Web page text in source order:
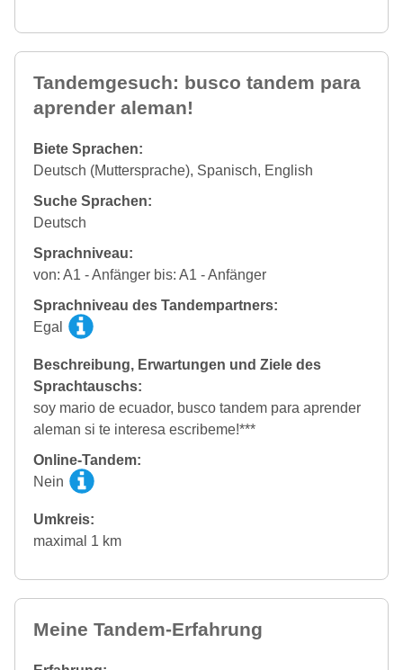
Tandemgesuch: busco tandem para
aprender aleman!
Biete Sprachen:
Deutsch (Muttersprache), Spanisch, English
Suche Sprachen:
Deutsch
Sprachniveau:
von: A1 - Anfänger bis: A1 - Anfänger
Sprachniveau des Tandempartners:
Egal
Beschreibung, Erwartungen und Ziele des
Sprachtauschs:
soy mario de ecuador, busco tandem para aprender
aleman si te interesa escribeme!***
Online-Tandem:
Nein
Umkreis:
maximal 1 km
Meine Tandem-Erfahrung